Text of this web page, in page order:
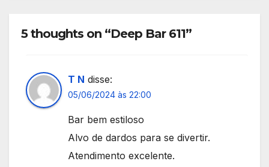
5 thoughts on “Deep Bar 611”
T N disse:
05/06/2024 às 22:00
Bar bem estiloso
Alvo de dardos para se divertir.
Atendimento excelente.